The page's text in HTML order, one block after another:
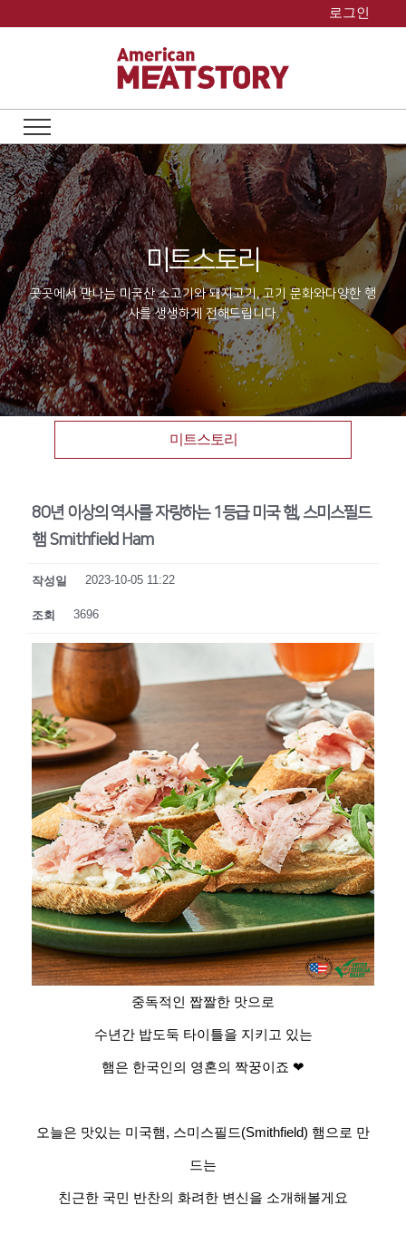
로그인
미트스토리
곳곳에서 만나는 미국산 소고기와 돼지고기, 고기 문화와다양한 행
사를 생생하게 전해드립니다.
미트스토리
80년 이상의 역사를 자랑하는 1등급 미국 햄, 스미스필드
햄 Smithfield Ham
작성일 2023-10-05 11:22
조회 3696
중독적인 짭짤한 맛으로
수년간 밥도둑 타이틀을 지키고 있는
햄은 한국인의 영혼의 짝꿍이죠 ❤
오늘은 맛있는 미국햄, 스미스필드(Smithfield) 햄으로 만
드는
친근한 국민 반찬의 화려한 변신을 소개해볼게요